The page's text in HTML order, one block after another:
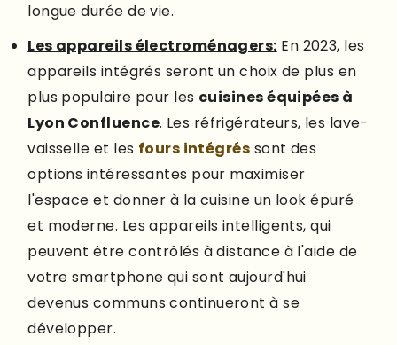
longue durée de vie.
Les appareils électroménagers: En 2023, les
appareils intégrés seront un choix de plus en
plus populaire pour les cuisines équipées à
Lyon Confluence. Les réfrigérateurs, les lave-
vaisselle et les fours intégrés sont des
options intéressantes pour maximiser
l'espace et donner à la cuisine un look épuré
et moderne. Les appareils intelligents, qui
peuvent être contrôlés à distance à l'aide de
votre smartphone qui sont aujourd'hui
devenus communs continueront à se
développer.